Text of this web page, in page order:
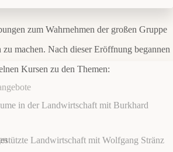
zum Wahrnehmen der großen Gruppe
machen. Nach dieser Eröffnung begannen
Kursen zu den Themen:
in der Landwirtschaft mit Burkhard
Landwirtschaft mit Wolfgang Stränz